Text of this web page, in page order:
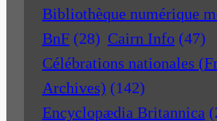
Bibliothèque numérique
BnF (28) Cairn Info (47)
Célébrations nationales
Archives) (142)
Encyclopædia Britannica